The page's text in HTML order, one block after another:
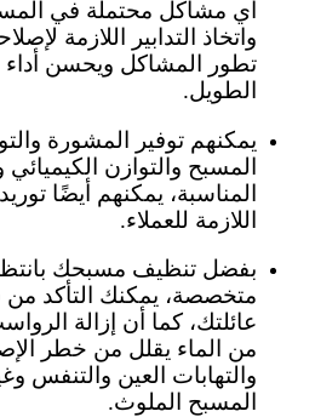
أي مشاكل محتملة في
واتخاذ التدابير اللازمة
تطور المشاكل ويحسن
الطويل.
يمكنهم توفير المشورة
المسبح والتوازن
المناسبة، يمكنهم أيضًا
اللازمة للعملاء.
بفضل تنظيف مسبحك
متخصصة، يمكنك التأكد من
عائلتك، كما أن إزالة
من الماء يقلل من خطر
والتهابات العين والتنفس
المسبح الملوث.